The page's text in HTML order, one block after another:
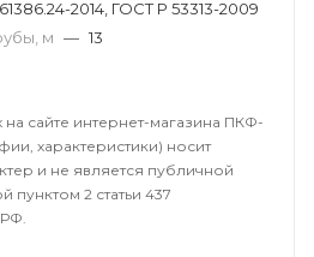
2014, ГОСТ Р 53313-2009
м — 13
сайте интернет-магазина ПКФ-
характеристики) носит
и не является публичной
2 статьи 437